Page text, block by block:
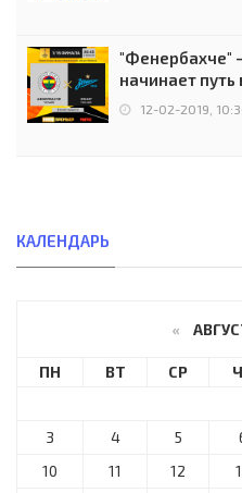
"Фенербахче"
начинает
12-02-2019,
КАЛЕНДАРЬ
«
ПН ВТ СР
3
4 5
10
11 12